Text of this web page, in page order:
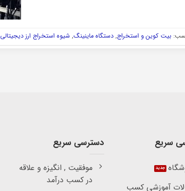
بیت کوین و استخراج,دستگاه ماینینگ, شیوه استخراج ارز دیجیتالی
سریع
آموزشی کسب
دسترسی سریع
موفقیت , انگیزه و علاقه
در کسب درآمد